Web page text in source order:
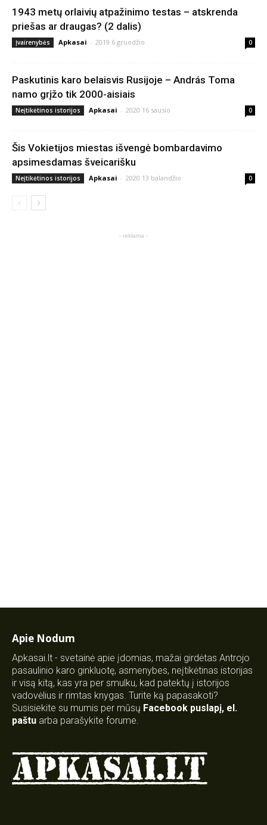
1943 metų orlaivių atpažinimo testas – atskrenda
priešas ar draugas? (2 dalis)
Įvairenybės Apkasai - 2019 6 gruodžio 0
Paskutinis karo belaisvis Rusijoje – András Toma
namo grįžo tik 2000-aisiais
Neįtikėtinos istorijos Apkasai - 2020 16 sausio 0
Šis Vokietijos miestas išvengė bombardavimo
apsimesdamas šveicarišku
Neįtikėtinos istorijos Apkasai - 2020 13 balandžio 0
- reklama -
Apie Nodum
Apkasai.lt - svetainė apie įdomias, mažai girdėtas Antrojo
pasaulinio karo ginkluotę, asmenybes, neįtikėtinas istorijas
ir visą kitą, kas yra per smulku, kad patektų į istorijos
vadovėlius ir rimtas knygas. Turite ką papasakoti?
Susisiekite su mumis per mūsų Facebook puslapį, el.
paštu arba parašykite forume.